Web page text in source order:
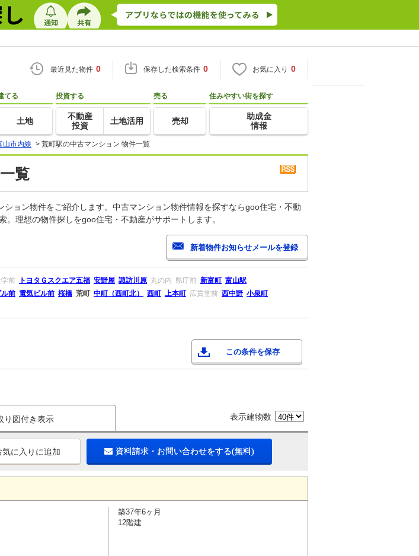
最近見た物件 0 保存した検索条件 0 お気に入り 0
てる
土地
投資する
不動産
投資
土地活用
売る
売却
住みやすい街を探す
助成金
情報
山市内線 > 荒町駅の中古マンション 物件一覧
覧
ョン物件をご紹介します。中古マンション物件情報を探すならgoo住宅・不動
理想の物件探しをgoo住宅・不動産がサポートします。
前 トヨタＧスクエア五福 安野屋 諏訪川原 丸の内 県庁前 新富町 富山駅
前 電気ビル前 桜橋 荒町 中町（西町北） 西町 上本町 広貫堂前 西中野 小泉町
この条件を保存
り図付き表示 表示建物数
気に入りに追加 資料請求・お問い合わせをする(無料)
築37年6ヶ月
12階建